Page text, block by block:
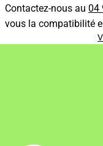
Contactez-nous au 04
vous la compatibilité